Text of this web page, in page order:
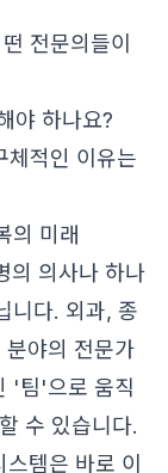
전문의들이
야 하나요?
체적인 이유는
의 미래
의 의사나 하나
니다. 외과, 종
분야의 전문가
'팀'으로 움직
수 있습니다.
스템은 바로 이